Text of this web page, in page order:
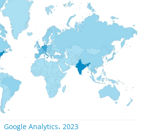
Google Analytics، 2023